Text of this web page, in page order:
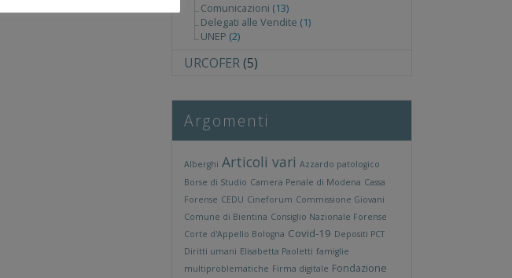
Comunicazioni (13)
Delegati alle Vendite (1)
UNEP (2)
URCOFER(5)
Argomenti
Alberghi Articoli vari Azzardo patologico
Borse di Studio Camera Penale di Modena Cassa
Forense CEDU Cineforum Commissione Giovani
Comune di Bientina Consiglio Nazionale Forense
Corte d'Appello Bologna Covid-19 Depositi PCT
Diritti umani Elisabetta Paoletti famiglie
multiproblematiche Firma digitale Fondazione